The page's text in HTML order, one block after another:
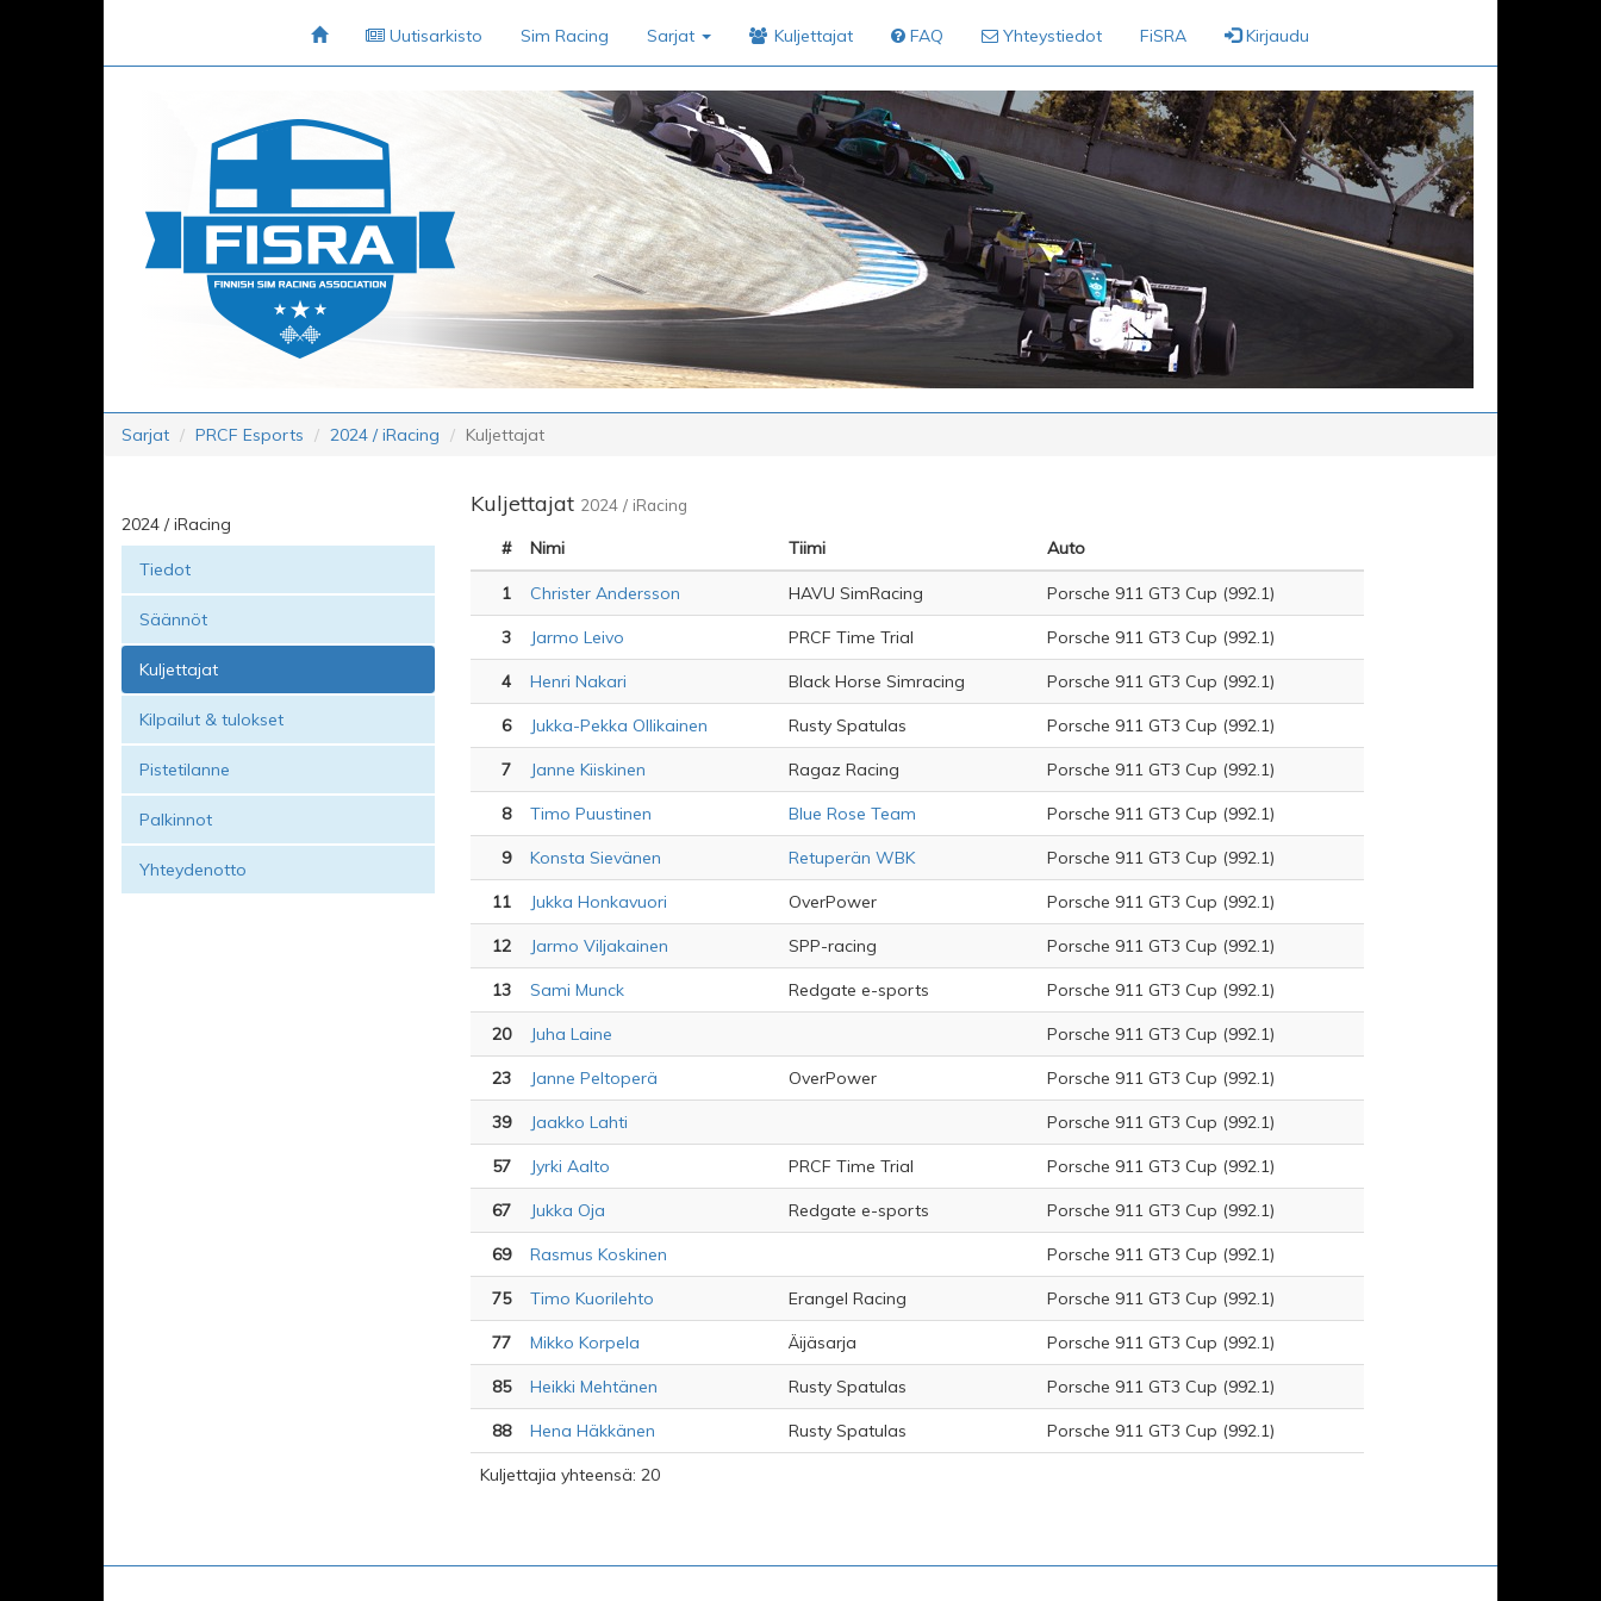
Uutisarkisto Sim Racing Sarjat Kuljettajat FAQ Yhteystiedot FiSRA Kirjaudu
Sarjat PRCF Esports 2024 / iRacing Kuljettajat
2024 / iRacing
Tiedot
Säännöt
Kuljettajat
Kilpailut & tulokset
Pistetilanne
Palkinnot
Yhteydenotto
Kuljettajat 2024 / iRacing
# Nimi Tiimi Auto
1 Christer Andersson HAVU SimRacing Porsche 911 GT3 Cup (992.1)
3 Jarmo Leivo PRCF Time Trial Porsche 911 GT3 Cup (992.1)
4 Henri Nakari Black Horse Simracing Porsche 911 GT3 Cup (992.1)
6 Jukka-Pekka Ollikainen Rusty Spatulas Porsche 911 GT3 Cup (992.1)
7 Janne Kiiskinen Ragaz Racing Porsche 911 GT3 Cup (992.1)
8 Timo Puustinen Blue Rose Team Porsche 911 GT3 Cup (992.1)
9 Konsta Sievänen Retuperän WBK Porsche 911 GT3 Cup (992.1)
11 Jukka Honkavuori OverPower Porsche 911 GT3 Cup (992.1)
12 Jarmo Viljakainen SPP-racing Porsche 911 GT3 Cup (992.1)
13 Sami Munck Redgate e-sports Porsche 911 GT3 Cup (992.1)
20 Juha Laine Porsche 911 GT3 Cup (992.1)
23 Janne Peltoperä OverPower Porsche 911 GT3 Cup (992.1)
39 Jaakko Lahti Porsche 911 GT3 Cup (992.1)
57 Jyrki Aalto PRCF Time Trial Porsche 911 GT3 Cup (992.1)
67 Jukka Oja Redgate e-sports Porsche 911 GT3 Cup (992.1)
69 Rasmus Koskinen Porsche 911 GT3 Cup (992.1)
75 Timo Kuorilehto Erangel Racing Porsche 911 GT3 Cup (992.1)
77 Mikko Korpela Äijäsarja Porsche 911 GT3 Cup (992.1)
85 Heikki Mehtänen Rusty Spatulas Porsche 911 GT3 Cup (992.1)
88 Hena Häkkänen Rusty Spatulas Porsche 911 GT3 Cup (992.1)
Kuljettajia yhteensä: 20